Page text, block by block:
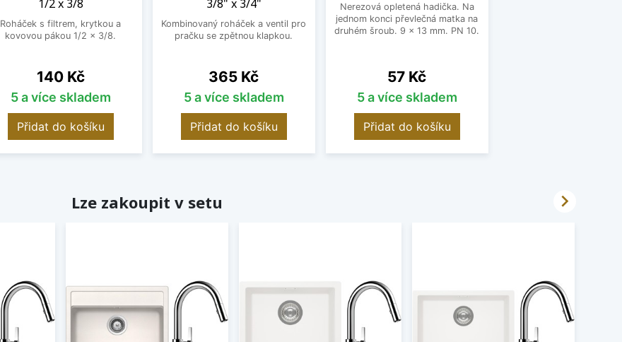
1/2 x 3/8
Roháček s filtrem, krytkou a
kovovou pákou 1/2 x 3/8.
Cena
140 Kč
5 a více skladem
Přidat do košíku
3/8" x 3/4"
Kombinovaný roháček a ventil pro
pračku se zpětnou klapkou.
Cena
365 Kč
5 a více skladem
Přidat do košíku
Nerezová opletená hadička. Na
jednom konci převlečná matka na
druhém šroub. 9 x 13 mm. PN 10.
Cena
57 Kč
5 a více skladem
Přidat do košíku
Lze zakoupit v setu 